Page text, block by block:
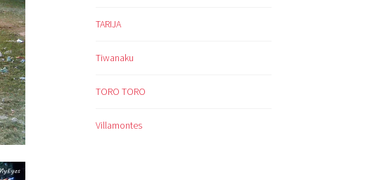
TARIJA
Tiwanaku
TORO TORO
Villamontes